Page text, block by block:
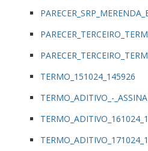
TERMO_151024_145926
TERMO_ADITIVO_-